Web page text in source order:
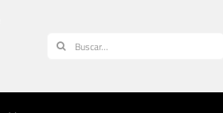
Buscar: